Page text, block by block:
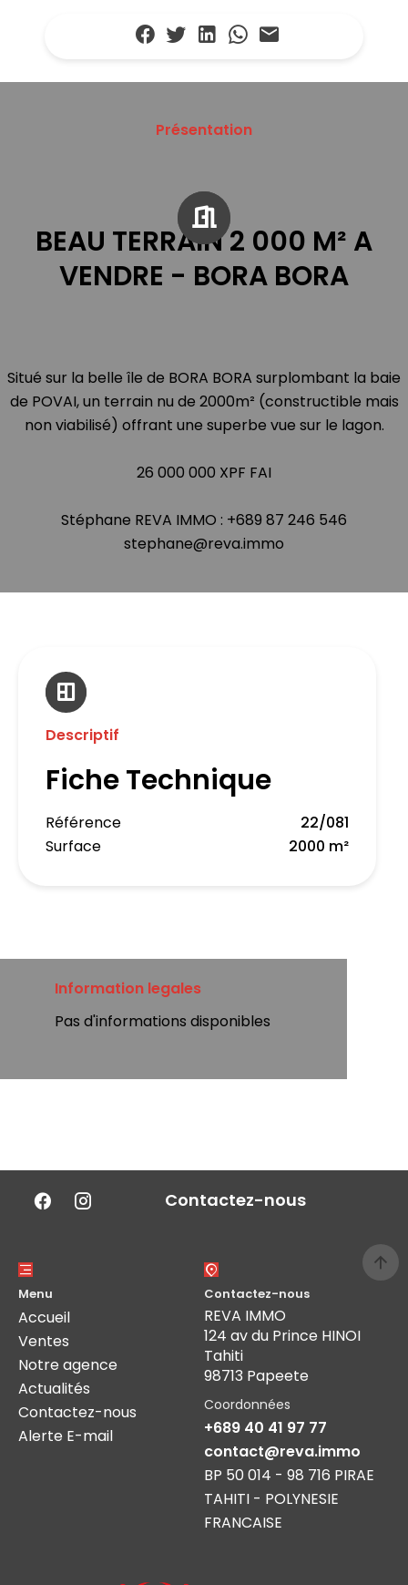
Présentation
BEAU TERRAIN 2 000 M² A
VENDRE - BORA BORA
Situé sur la belle île de BORA BORA surplombant la baie
de POVAI, un terrain nu de 2000m² (constructible mais
non viabilisé) offrant une superbe vue sur le lagon.
26 000 000 XPF FAI
Stéphane REVA IMMO : +689 87 246 546
stephane@reva.immo
Descriptif
Fiche Technique
Référence
22/081
Surface
2000 m²
Information legales
Pas d'informations disponibles
Contactez-nous
Menu
Accueil
Ventes
Notre agence
Actualités
Contactez-nous
Alerte E-mail
Contactez-nous
REVA IMMO
124 av du Prince HINOI
Tahiti
98713 Papeete
Coordonnées
+689 40 41 97 77
contact@reva.immo
BP 50 014 - 98 716 PIRAE
TAHITI - POLYNESIE
FRANCAISE